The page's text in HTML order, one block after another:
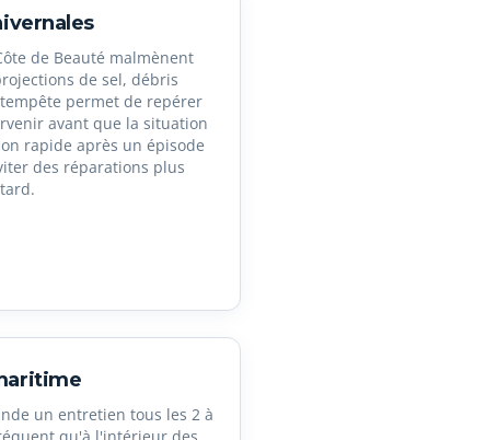
de Beauté malmènent
de sel, débris
permet de repérer
avant que la situation
rapide après un épisode
des réparations plus
un entretien tous les 2 à